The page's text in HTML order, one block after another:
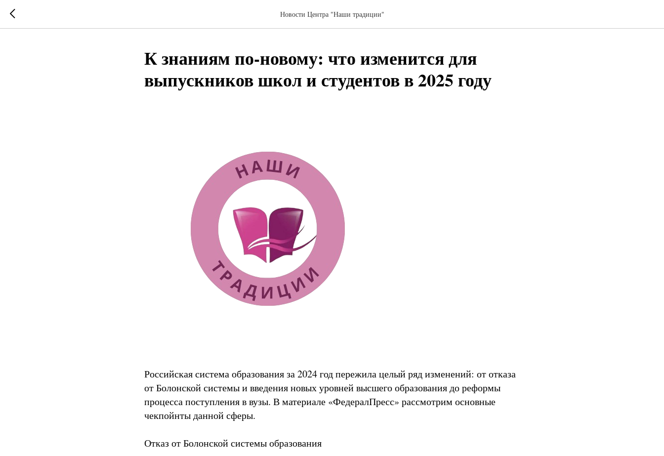
Новости Центра "Наши традиции"
К знаниям по-новому: что изменится для
выпускников школ и студентов в 2025 году
Российская система образования за 2024 год пережила целый ряд изменений: от отказа
от Болонской системы и введения новых уровней высшего образования до реформы
процесса поступления в вузы. В материале «ФедералПресс» рассмотрим основные
чекпойнты данной сферы.
Отказ от Болонской системы образования